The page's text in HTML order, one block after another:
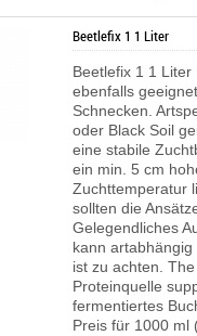
Beetlefix 1 1 Liter
Beetlefix 1 1 Liter
ebenfalls
Schnecken.
oder Black Soil
eine stabile
ein min. 5 cm
Zuchttemperatur
sollten die
Gelegendliches
kann
ist zu achten.
Proteinquelle
fermentiertes
Preis für 1000 ml